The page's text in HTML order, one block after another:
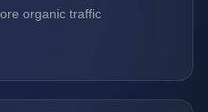
organic traffic